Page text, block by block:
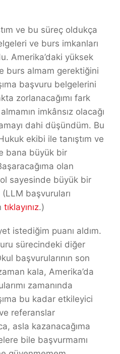
ve bu süreç oldukça
ve burs imkanları
Amerika’daki yüksek
burs almam gerektiğini
başvuru belgelerini
zorlanacağımı fark
imkânsız olacağı
dahi düşündüm. Bu
ekibi ile tanıştım ve
bana büyük bir
olan
sayesinde büyük bir
(LLM başvuruları
tıklayınız.)
istediğim puanı aldım.
sürecindeki diğer
başvurularının son
kala, Amerika’da
zamanında
bu kadar etkileyici
referanslar
asla kazanacağıma
bile başvurmamı